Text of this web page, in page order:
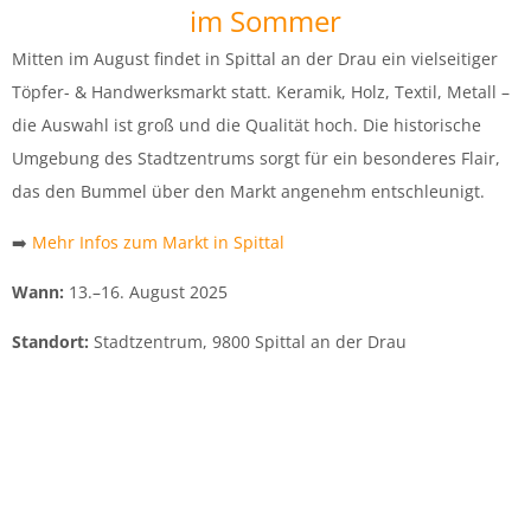
im Sommer
Mitten im August findet in Spittal an der Drau ein vielseitiger
Töpfer- & Handwerksmarkt statt. Keramik, Holz, Textil, Metall –
die Auswahl ist groß und die Qualität hoch. Die historische
Umgebung des Stadtzentrums sorgt für ein besonderes Flair,
das den Bummel über den Markt angenehm entschleunigt.
➡️ Mehr Infos zum Markt in Spittal
Wann: 13.–16. August 2025
Standort: Stadtzentrum, 9800 Spittal an der Drau